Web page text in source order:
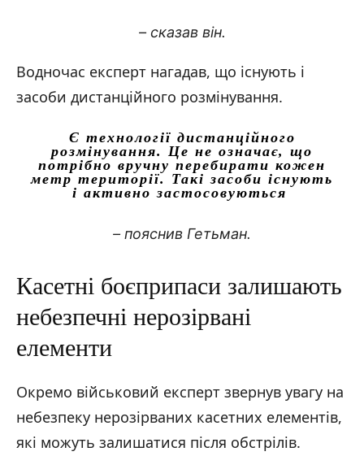
– сказав він.
Водночас експерт нагадав, що існують і
засоби дистанційного розмінування.
Є технології дистанційного
розмінування. Це не означає, що
потрібно вручну перебирати кожен
метр території. Такі засоби існують
і активно застосовуються
– пояснив Гетьман.
Касетні боєприпаси залишають
небезпечні нерозірвані
елементи
Окремо військовий експерт звернув увагу на
небезпеку нерозірваних касетних елементів,
які можуть залишатися після обстрілів.